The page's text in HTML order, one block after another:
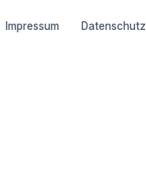
Impressum Datenschutz